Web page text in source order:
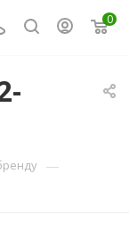
0
—